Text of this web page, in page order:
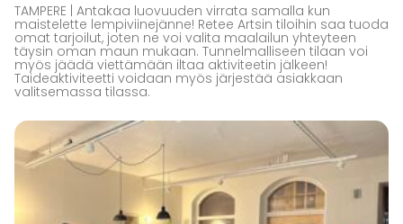
TAMPERE | Antakaa luovuuden virrata samalla kun
maistelette lempiviinejänne! Retee Artsin tiloihin saa tuoda
omat tarjoilut, joten ne voi valita maalailun yhteyteen
täysin oman maun mukaan. Tunnelmalliseen tilaan voi
myös jäädä viettämään iltaa aktiviteetin jälkeen!
Taideaktiviteetti voidaan myös järjestää asiakkaan
valitsemassa tilassa.